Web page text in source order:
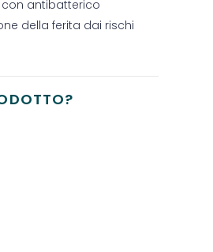
antibatterico
della ferita dai rischi